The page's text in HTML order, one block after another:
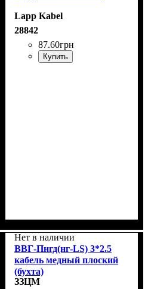
Lapp Kabel
28842
87.60грн
Купить
Нет в наличии
ВВГ-Пнгд(нг-LS) 3*2.5
кабель медный плоский
(бухта)
ЗЗЦМ